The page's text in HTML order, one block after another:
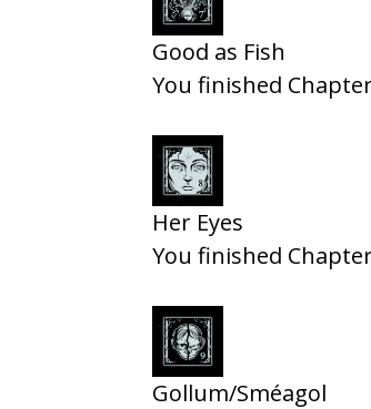
Good as Fish
You finished
Her Eyes
You finished
Gollum/Sméagol